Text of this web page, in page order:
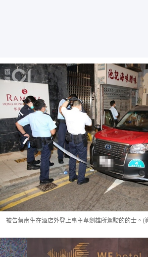
被告蔡南生在酒店外登上事主韋劍雄所駕駛的的士。(